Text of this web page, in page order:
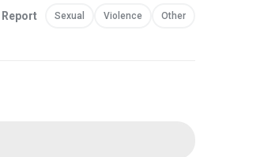
Report Sexual Violence Other